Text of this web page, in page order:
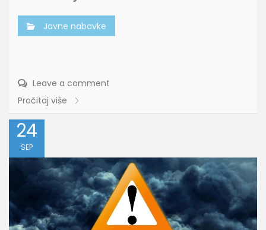
Javne nabavke
Leave a comment
Pročitaj više
24
SEP